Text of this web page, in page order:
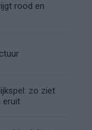
rood en
zo ziet
eruit